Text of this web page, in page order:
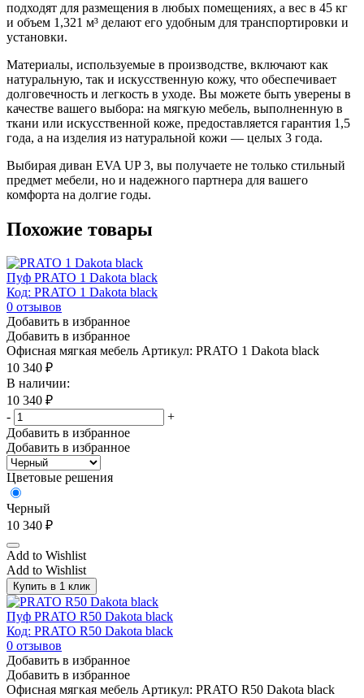
подходят для размещения в любых помещениях, а вес в 45 кг
и объем 1,321 м³ делают его удобным для транспортировки и
установки.
Материалы, используемые в производстве, включают как
натуральную, так и искусственную кожу, что обеспечивает
долговечность и легкость в уходе. Вы можете быть уверены в
качестве вашего выбора: на мягкую мебель, выполненную в
ткани или искусственной коже, предоставляется гарантия 1,5
года, а на изделия из натуральной кожи — целых 3 года.
Выбирая диван EVA UP 3, вы получаете не только стильный
предмет мебели, но и надежного партнера для вашего
комфорта на долгие годы.
Похожие товары
Пуф PRATO 1 Dakota black
Код: PRATO 1 Dakota black
0 отзывов
Добавить в избранное
Добавить в избранное
Офисная мягкая мебель Артикул: PRATO 1 Dakota black
10 340 ₽
В наличии:
10 340 ₽
-
+
Добавить в избранное
Добавить в избранное
Цветовые решения
Черный
10 340 ₽
Add to Wishlist
Add to Wishlist
Купить в 1 клик
Пуф PRATO R50 Dakota black
Код: PRATO R50 Dakota black
0 отзывов
Добавить в избранное
Добавить в избранное
Офисная мягкая мебель Артикул: PRATO R50 Dakota black